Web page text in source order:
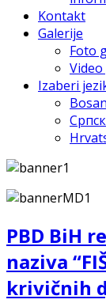
Kontakt
Galerije
Foto
Izaberi
PBD BiH
naziva
krivičnih